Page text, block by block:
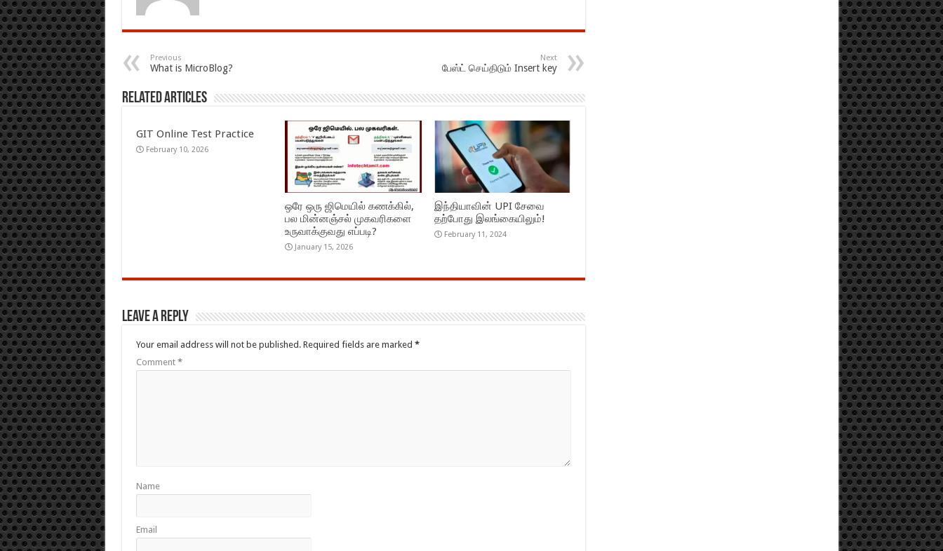
Previous
What is MicroBlog?
Next
பேஸ்ட் செய்திடும் Insert key
Related Articles
GIT Online Test Practice
February 10, 2026
ஒரே ஒரு ஜிமெயில் கணக்கில்,
பல மின்னஞ்சல் முகவரிகளை
உருவாக்குவது எப்படி?
January 15, 2026
இந்தியாவின் UPI சேவை
தற்போது இலங்கையிலும்!
February 11, 2024
Leave a Reply
Your email address will not be published. Required fields are marked *
Comment *
Name
Email